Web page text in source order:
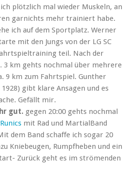
plötzlich mal wieder Muskeln, an
garnichts mehr trainiert habe.
ich auf dem Sportplatz. Werner
mit den Jungs von der LG SC
teil. Nach der
3 km gehts nochmal über mehrere
9 km zum Fahrtspiel. Gunther
gibt klare Ansagen und es
Gefällt mir.
gut. gegen 20:00 gehts nochmal
mit Rad und MartialBand
dem Band schaffe ich sogar 20
Kniebeugen, Rumpfheben und ein
Zurück geht es im strömenden